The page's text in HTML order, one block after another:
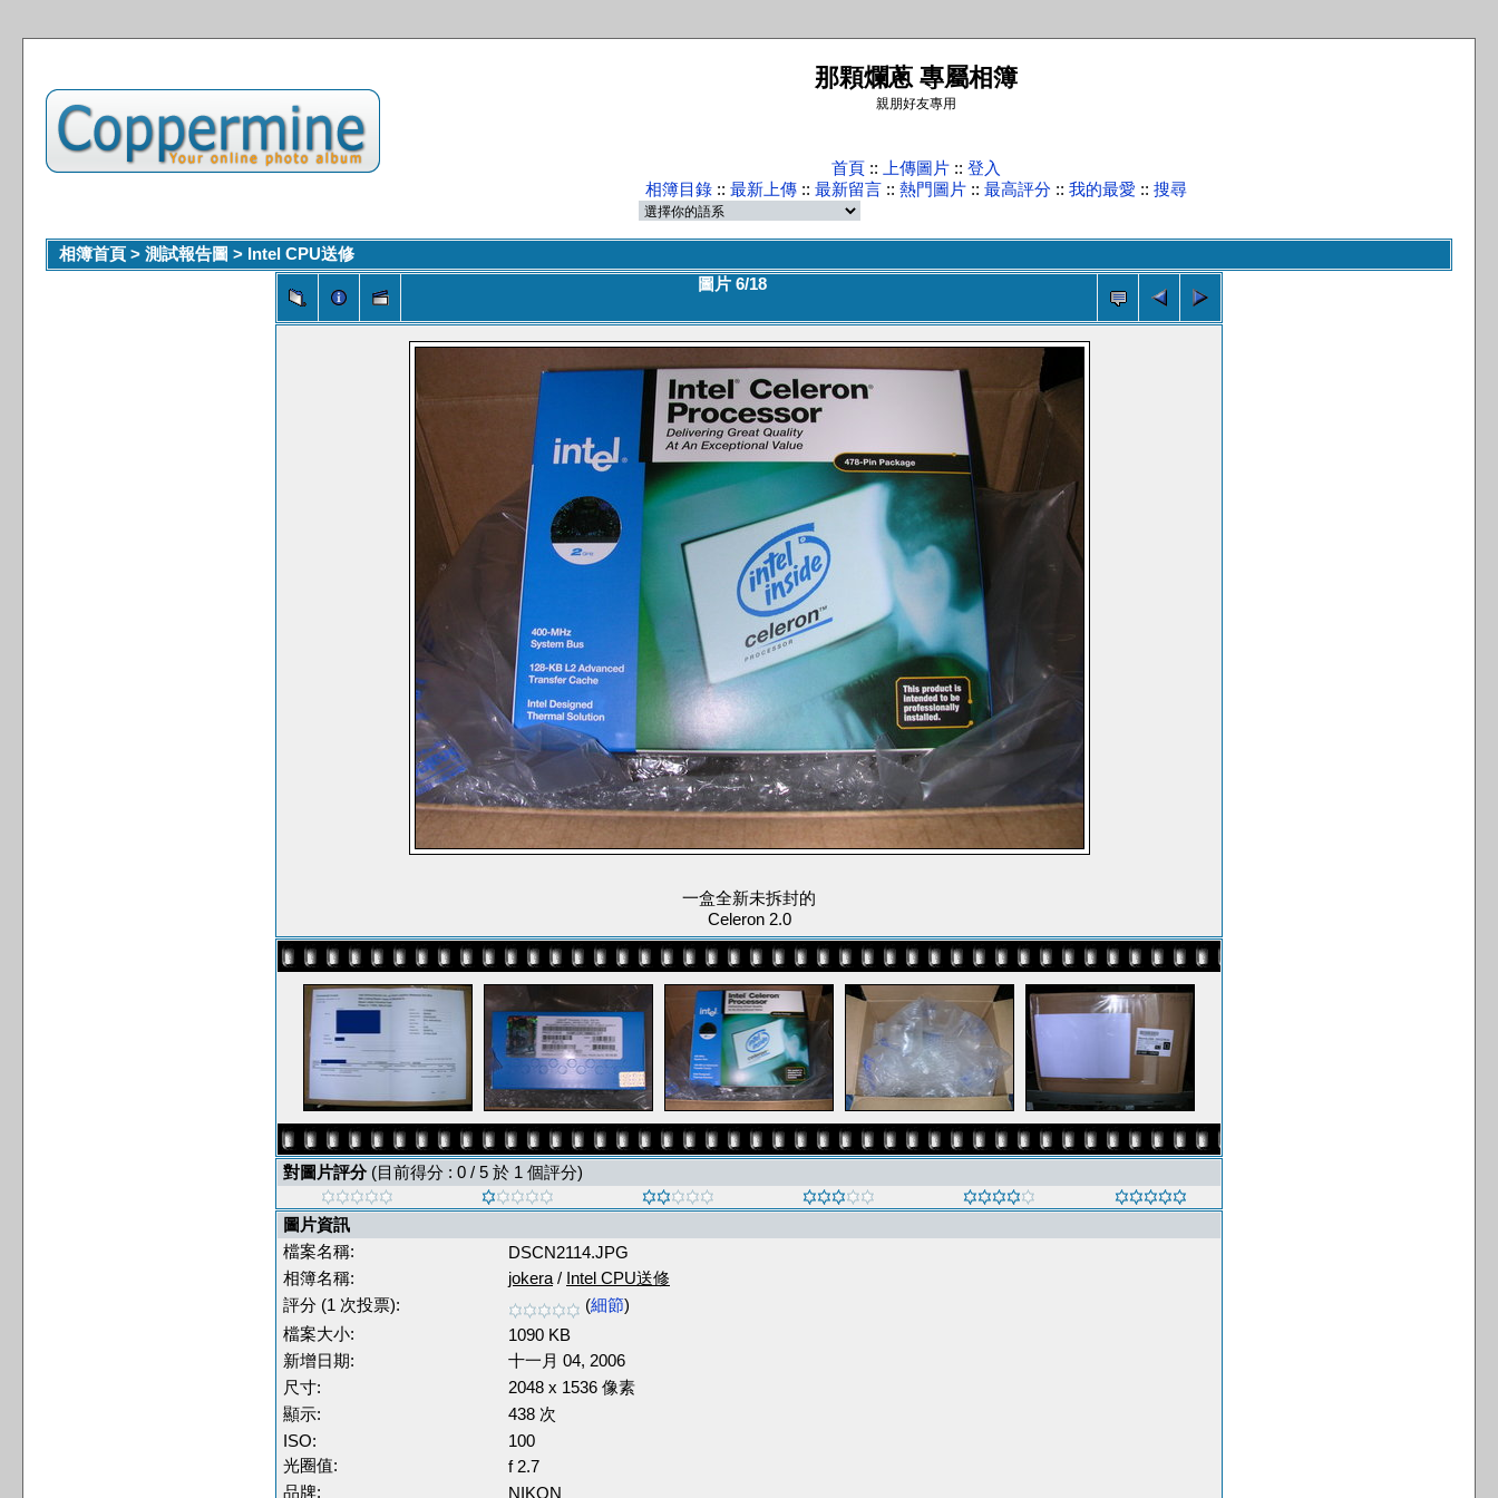
那顆爛蔥 專屬相簿
親朋好友專用
首頁 :: 上傳圖片 :: 登入
相簿目錄 :: 最新上傳 :: 最新留言 :: 熱門圖片 :: 最高評分 :: 我的最愛 :: 搜尋
相簿首頁 > 測試報告圖 > Intel CPU送修
圖片 6/18
一盒全新未拆封的
Celeron 2.0
對圖片評分(目前得分 : 0 / 5 於 1 個評分)
圖片資訊
檔案名稱:
DSCN2114.JPG
相簿名稱:
jokera / Intel CPU送修
評分 (1 次投票):
(細節)
檔案大小:
1090 KB
新增日期:
十一月 04, 2006
尺寸:
2048 x 1536 像素
顯示:
438 次
ISO:
100
光圈值:
f 2.7
品牌:
NIKON